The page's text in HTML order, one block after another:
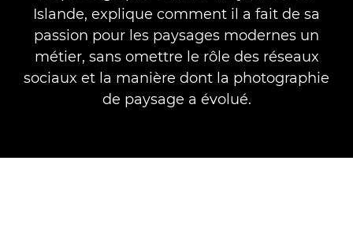
Islande, explique comment il a fait de sa
passion pour les paysages modernes un
métier, sans omettre le rôle des réseaux
sociaux et la manière dont la photographie
de paysage a évolué.